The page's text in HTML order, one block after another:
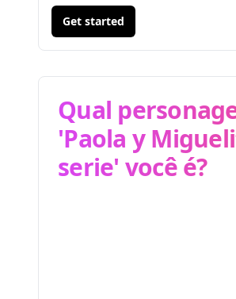
Get started
Qual
'Paola y
serie' você é?